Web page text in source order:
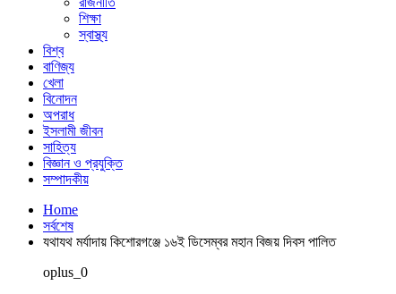
শিক্ষা
স্বাস্থ্য
বিশ্ব
বাণিজ্য
খেলা
বিনোদন
অপরাধ
ইসলামী জীবন
সাহিত্য
বিজ্ঞান ও প্রযুক্তি
সম্পাদকীয়
Home
সর্বশেষ
যথাযথ মর্যাদায় কিশোরগঞ্জে ১৬ই ডিসেম্বর মহান বিজয় দিবস পালিত
oplus_0